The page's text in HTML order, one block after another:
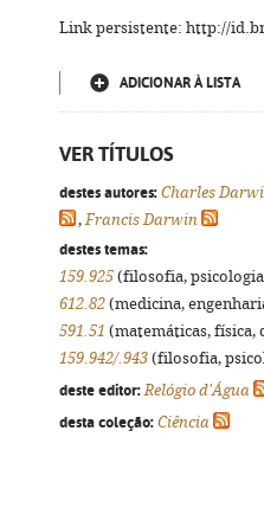
Link persistente: http://
ADICIONAR À LISTA
VER TÍTULOS
destes autores: Charles
,Francis Darwin
destes temas:
159.925 (filosofia,
612.82 (medicina,
591.51 (matemáticas,
159.942/.943 (filosofia,
deste editor: Relógio d'Água
desta coleção: Ciência